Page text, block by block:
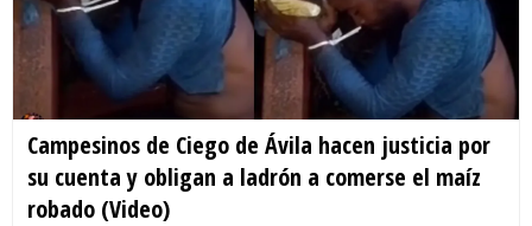
Campesinos de Ciego de Ávila hacen justicia por
su cuenta y obligan a ladrón a comerse el maíz
robado (Video)